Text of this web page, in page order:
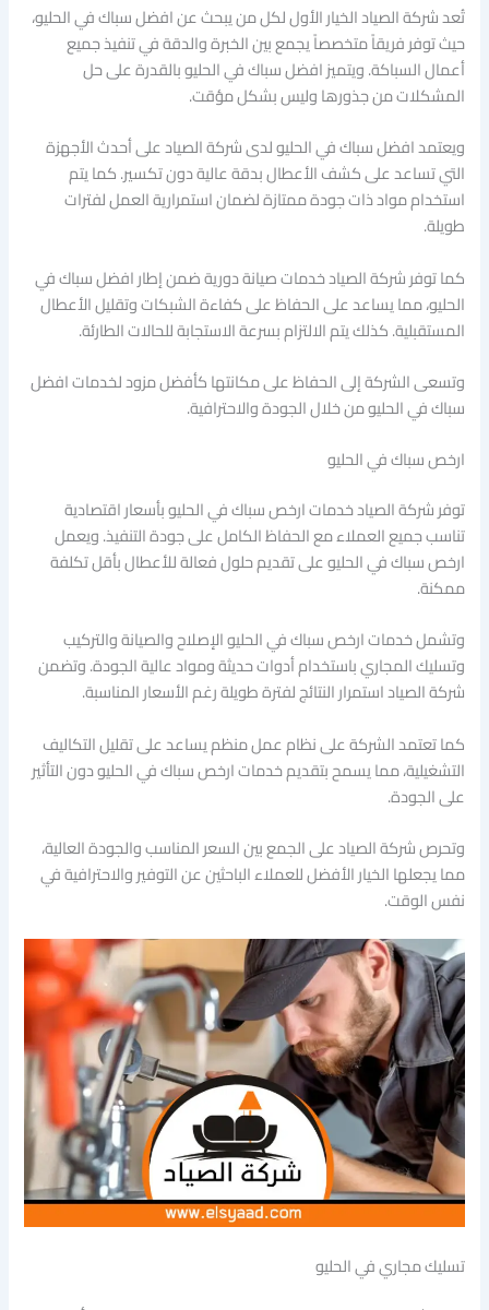
تُعد شركة الصياد الخيار الأول لكل من يبحث عن افضل سباك في الحليو،
حيث توفر فريقاً متخصصاً يجمع بين الخبرة والدقة في تنفيذ جميع
أعمال السباكة. ويتميز افضل سباك في الحليو بالقدرة على حل
المشكلات من جذورها وليس بشكل مؤقت.
ويعتمد افضل سباك في الحليو لدى شركة الصياد على أحدث الأجهزة
التي تساعد على كشف الأعطال بدقة عالية دون تكسير. كما يتم
استخدام مواد ذات جودة ممتازة لضمان استمرارية العمل لفترات
طويلة.
كما توفر شركة الصياد خدمات صيانة دورية ضمن إطار افضل سباك في
الحليو، مما يساعد على الحفاظ على كفاءة الشبكات وتقليل الأعطال
المستقبلية. كذلك يتم الالتزام بسرعة الاستجابة للحالات الطارئة.
وتسعى الشركة إلى الحفاظ على مكانتها كأفضل مزود لخدمات افضل
سباك في الحليو من خلال الجودة والاحترافية.
ارخص سباك في الحليو
توفر شركة الصياد خدمات ارخص سباك في الحليو بأسعار اقتصادية
تناسب جميع العملاء مع الحفاظ الكامل على جودة التنفيذ. ويعمل
ارخص سباك في الحليو على تقديم حلول فعالة للأعطال بأقل تكلفة
ممكنة.
وتشمل خدمات ارخص سباك في الحليو الإصلاح والصيانة والتركيب
وتسليك المجاري باستخدام أدوات حديثة ومواد عالية الجودة. وتضمن
شركة الصياد استمرار النتائج لفترة طويلة رغم الأسعار المناسبة.
كما تعتمد الشركة على نظام عمل منظم يساعد على تقليل التكاليف
التشغيلية، مما يسمح بتقديم خدمات ارخص سباك في الحليو دون التأثير
على الجودة.
وتحرص شركة الصياد على الجمع بين السعر المناسب والجودة العالية،
مما يجعلها الخيار الأفضل للعملاء الباحثين عن التوفير والاحترافية في
نفس الوقت.
تسليك مجاري في الحليو